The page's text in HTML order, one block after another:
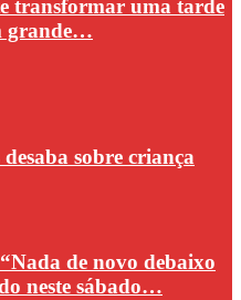
transformar uma tarde
grande…
sobre criança
de novo debaixo
neste sábado…